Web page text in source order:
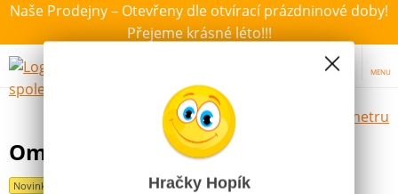
Naše Prodejny – Otevřeny dle otvírací prázdninové doby!
Přejeme krásné léto!!!
MENU
Výběr hraček dle zvoleného parametru
Omalovánky A5 Auta
Novinka Hračky Hopík